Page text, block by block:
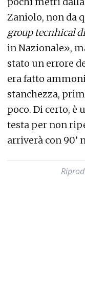
Zaniolo, non da
group tecnhical
in Nazionale»,
stato un errore
era fatto
stanchezza,
poco. Di certo, è
testa per non
arriverà con 90’